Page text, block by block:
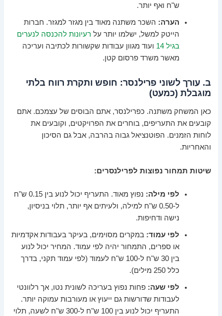
ש"ח ואף יותר.
הערה: השכר משתנה מאוד בין מגזר למגזר. חברות
הייטק למשל, ישלמו יותר על רעיונות להכנסה לנערים
בגיל 14
ועוד מגוון עבודות שקשורות לכתיבה ועריכה
מאשר משרד פרסום קטן.
ב. עורך לשוני פרילנסר: חופש ותקרת רווח בלתי
מוגבלת (כמעט)
כאן המשחק משתנה. כפרילנסר, אתם הבוסים של עצמכם. אתם
קובעים את התעריפים, בוחרים את הפרויקטים, וקובעים את
לוחות הזמנים. הפוטנציאל גבוה בהרבה, אבל גם הסיכון
והאחריות.
שיטות תמחור נפוצות לפרילנסרים:
לפי מילה:
נפוץ מאוד. התעריף יכול לנוע בין 0.15 ש"ח
ל-0.50 ש"ח למילה, ולעיתים אף יותר, תלוי בניסיון,
נישה ודחיפות.
לפי עמוד: במקרים מסוימים, בעיקר בעבודות אקדמיות
או ספרים, התמחור יהיה לפי עמוד. המחיר יכול לנוע
בין 30 ש"ח ל-100 ש"ח לעמוד (לפי עמוד תקני, בדרך
כלל 250 מילים).
לפי שעה: פחות נפוץ בעריכה לשונית נטו, אך רלוונטי
לעבודות שדורשות גם ייעוץ או מעורבות עמוקה יותר.
התעריף יכול לנוע בין 100 ש"ח ל-300 ש"ח לשעה, תלוי